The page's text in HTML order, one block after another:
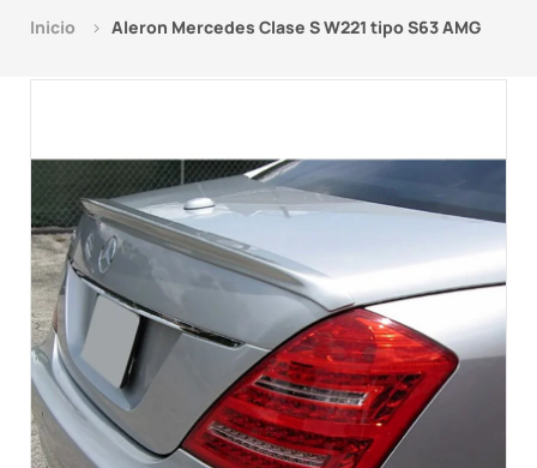
Inicio Aleron Mercedes Clase S W221 tipo S63 AMG